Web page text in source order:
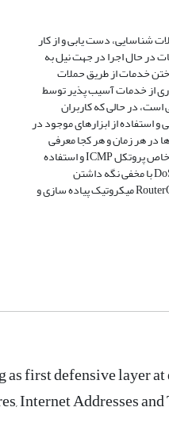
شناسایی، دست یابی و از کار
در حال اجرا در جهت نیل به
خدمات از طریق حملات
در حالی که کاربران
از ابزارهای موجود در
first defensive layer
Internet Addresses